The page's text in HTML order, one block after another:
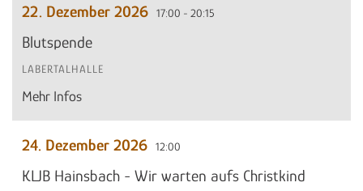
22. Dezember 2026 17:00 - 20:15
Blutspende
LABERTALHALLE
Mehr Infos
24. Dezember 2026 12:00
KLJB Hainsbach - Wir warten aufs Christkind